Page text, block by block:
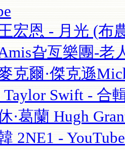
宏恩 - 月光 (布
旮亙樂團-老
克爾·傑克遜
Swift - 合
·葛蘭 Hugh
2NE1 - YouTube